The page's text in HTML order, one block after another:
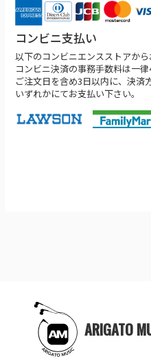
コンビニ支払い
以下のコンビニエンスストアから
コンビニ決済の事務手数料は一律
ご注文日を含め3日以内に、決済
いずれかにてお支払い下さい。
ARIGATO